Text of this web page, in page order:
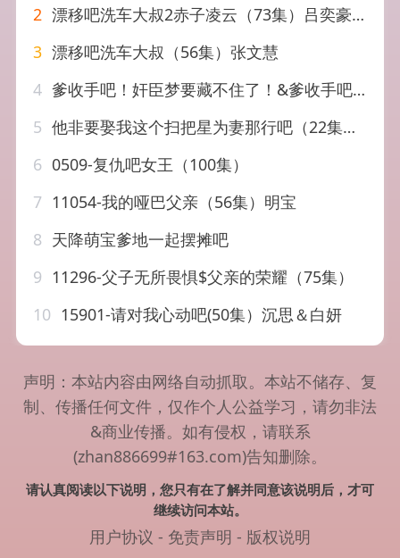
2 漂移吧洗车大叔2赤子凌云（73集）吕奕豪&林动动
3 漂移吧洗车大叔（56集）张文慧
4 爹收手吧！奸臣梦要藏不住了！&爹收手吧奸臣梦要藏不住了（80集）AI短剧
5 他非要娶我这个扫把星为妻那行吧（22集）AI短剧
6 0509-复仇吧女王（100集）
7 11054-我的哑巴父亲（56集）明宝
8 天降萌宝爹地一起摆摊吧
9 11296-父子无所畏惧$父亲的荣耀（75集）
10 15901-请对我心动吧(50集）沉思＆白妍
声明：本站内容由网络自动抓取。本站不储存、复
制、传播任何文件，仅作个人公益学习，请勿非法
&商业传播。如有侵权，请联系
(zhan886699#163.com)告知删除。
请认真阅读以下说明，您只有在了解并同意该说明后，才可
继续访问本站。
用户协议 - 免责声明 - 版权说明